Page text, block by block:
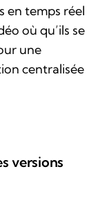
en temps réel
où qu’ils se
une
centralisée
versions